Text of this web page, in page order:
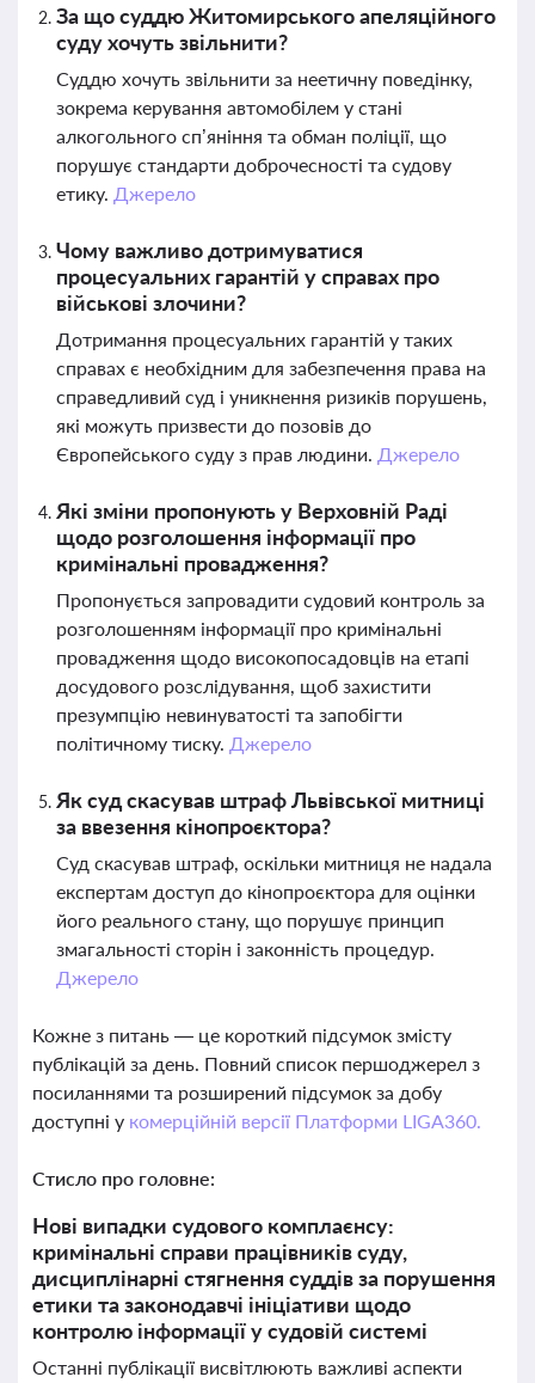
За що суддю Житомирського апеляційного
суду хочуть звільнити?
Суддю хочуть звільнити за неетичну поведінку,
зокрема керування автомобілем у стані
алкогольного сп’яніння та обман поліції, що
порушує стандарти доброчесності та судову
етику. Джерело
Чому важливо дотримуватися
процесуальних гарантій у справах про
військові злочини?
Дотримання процесуальних гарантій у таких
справах є необхідним для забезпечення права на
справедливий суд і уникнення ризиків порушень,
які можуть призвести до позовів до
Європейського суду з прав людини. Джерело
Які зміни пропонують у Верховній Раді
щодо розголошення інформації про
кримінальні провадження?
Пропонується запровадити судовий контроль за
розголошенням інформації про кримінальні
провадження щодо високопосадовців на етапі
досудового розслідування, щоб захистити
презумпцію невинуватості та запобігти
політичному тиску. Джерело
Як суд скасував штраф Львівської митниці
за ввезення кінопроєктора?
Суд скасував штраф, оскільки митниця не надала
експертам доступ до кінопроєктора для оцінки
його реального стану, що порушує принцип
змагальності сторін і законність процедур.
Джерело
Кожне з питань — це короткий підсумок змісту
публікацій за день. Повний список першоджерел з
посиланнями та розширений підсумок за добу
доступні у комерційній версії Платформи LIGA360.
Стисло про головне:
Нові випадки судового комплаєнсу:
кримінальні справи працівників суду,
дисциплінарні стягнення суддів за порушення
етики та законодавчі ініціативи щодо
контролю інформації у судовій системі
Останні публікації висвітлюють важливі аспекти